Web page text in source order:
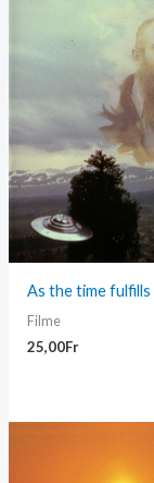
As the time fulfills
Filme
25,00Fr